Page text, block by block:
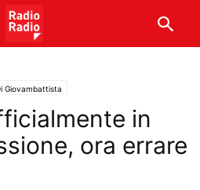
Giovambattista
in
ora errare